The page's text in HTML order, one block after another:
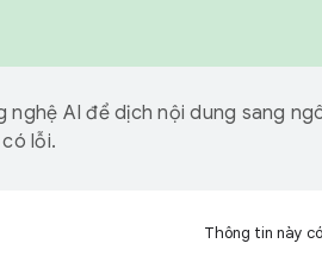
nghệ AI để dịch nội dung sang
lỗi.
Thông tin này